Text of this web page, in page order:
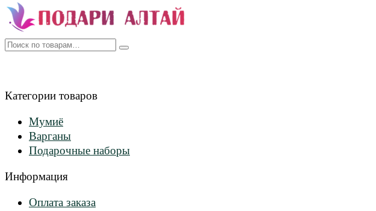
Искать:
Категории товаров
Мумиё
Варганы
Подарочные наборы
Информация
Оплата заказа